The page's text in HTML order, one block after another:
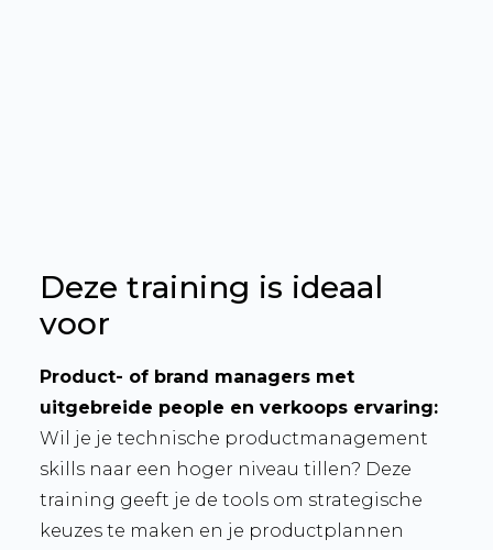
Deze training is ideaal
voor
Product- of brand managers met
uitgebreide people en verkoops ervaring:
Wil je je technische productmanagement
skills naar een hoger niveau tillen? Deze
training geeft je de tools om strategische
keuzes te maken en je productplannen